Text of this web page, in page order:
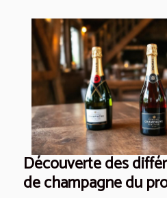
Découverte des
de champagne du